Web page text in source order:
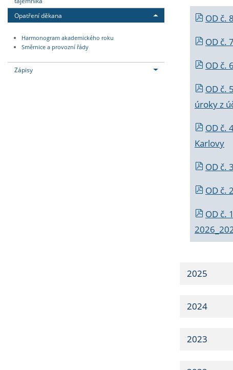
Opatření děkana
Harmonogram akademického roku
Směrnice a provozní řády
Zápisy
OD č.
OD č.
OD č.
OD č.
úroky z
OD č.
Karlovy
OD č.
OD č.
OD č.
2025
2024
2023